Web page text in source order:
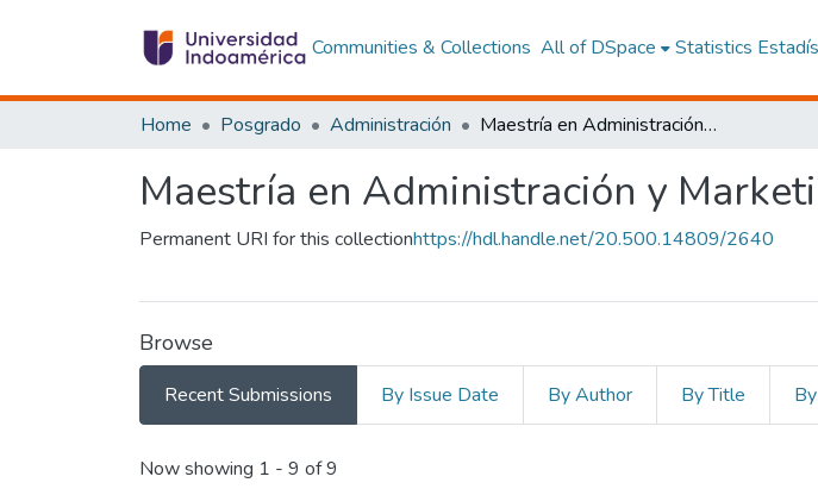
Communities & Collections All of DSpace Statistics
Home Posgrado Administración Maestría en Administración y Marketing
Maestría en Administración y
Permanent URI for this collectionhttps://hdl.handle.net/20.500.14809/2640
Browse
Recent Submissions By Issue Date By Author By Title
Recent Submissions
Now showing 1 - 9 of 9